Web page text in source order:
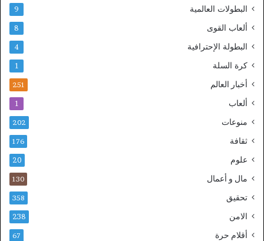
البطولات العالمية 9
ألعاب القوى 8
البطولة الإحترافية 4
كرة السلة 1
أخبار العالم 251
ألعاب 1
منوعات 202
ثقافة 176
علوم 20
مال و أعمال 130
تحقيق 358
الامن 238
أقلام حرة 67